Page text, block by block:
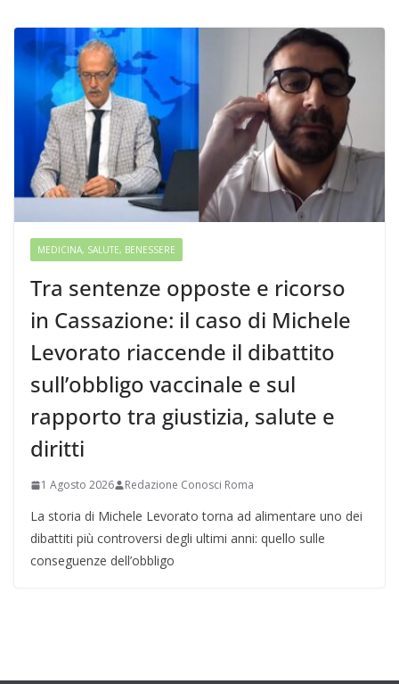
MEDICINA, SALUTE, BENESSERE
Tra sentenze opposte e ricorso
in Cassazione: il caso di Michele
Levorato riaccende il dibattito
sull’obbligo vaccinale e sul
rapporto tra giustizia, salute e
diritti
1 Agosto 2026 Redazione Conosci Roma
La storia di Michele Levorato torna ad alimentare uno dei
dibattiti più controversi degli ultimi anni: quello sulle
conseguenze dell’obbligo